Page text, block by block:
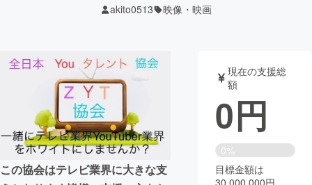
アート・写真
テクノロジー・ガジェット ゲーム・サ
映像・映画 書籍・雑誌
akito0513 映像・映画
この協会はテレビ業界に大きな支
現在の支援総
額
0円
0%
目標金額は
30,000,000円